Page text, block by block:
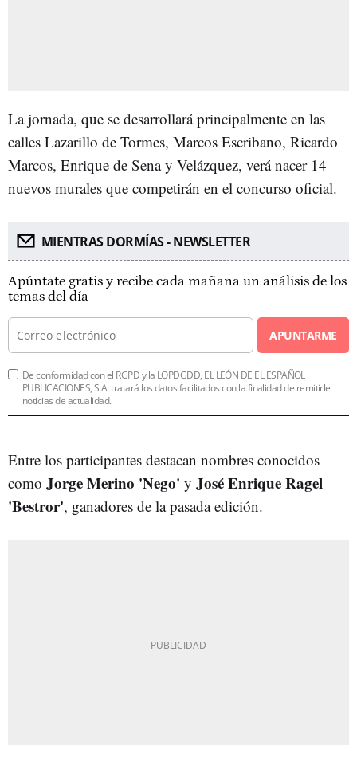
La jornada, que se desarrollará principalmente en las
calles Lazarillo de Tormes, Marcos Escribano, Ricardo
Marcos, Enrique de Sena y Velázquez, verá nacer 14
nuevos murales que competirán en el concurso oficial.
MIENTRAS DORMÍAS - NEWSLETTER
Apúntate gratis y recibe cada mañana un análisis de los
temas del día
APUNTARME
De conformidad con el RGPD y la LOPDGDD, EL LEÓN DE EL ESPAÑOL
PUBLICACIONES, S.A. tratará los datos facilitados con la finalidad de remitirle
noticias de actualidad.
Entre los participantes destacan nombres conocidos
como Jorge Merino 'Nego' y José Enrique Ragel
'Bestror', ganadores de la pasada edición.